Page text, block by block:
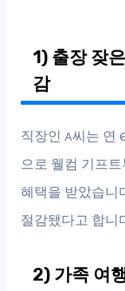
1) 출장 잦
감
직장인 A씨는 연
으로 웰컴 기프
혜택을 받았습니
절감됐다고 합니
2) 가족 여